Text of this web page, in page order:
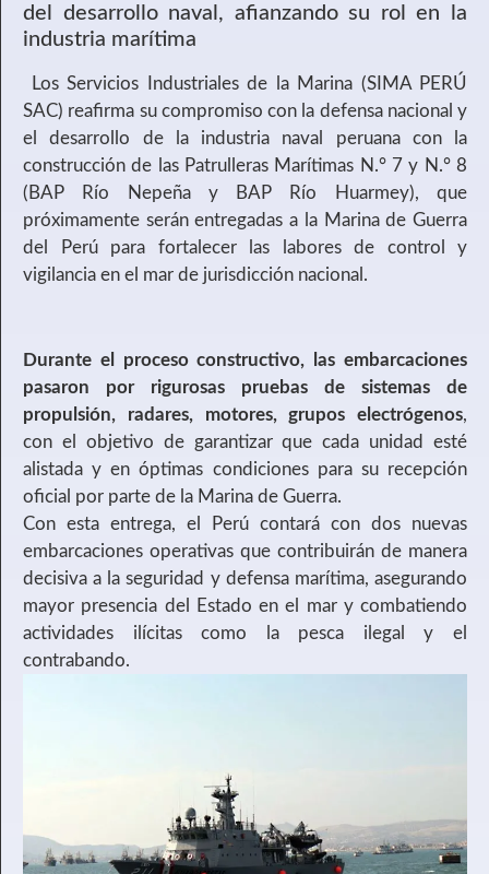
del desarrollo naval, afianzando su rol en la
industria marítima
Los Servicios Industriales de la Marina (SIMA PERÚ
SAC) reafirma su compromiso con la defensa nacional y
el desarrollo de la industria naval peruana con la
construcción de las Patrulleras Marítimas N.° 7 y N.° 8
(BAP Río Nepeña y BAP Río Huarmey), que
próximamente serán entregadas a la Marina de Guerra
del Perú para fortalecer las labores de control y
vigilancia en el mar de jurisdicción nacional.
Durante el proceso constructivo, las embarcaciones
pasaron por rigurosas pruebas de sistemas de
propulsión, radares, motores, grupos electrógenos,
con el objetivo de garantizar que cada unidad esté
alistada y en óptimas condiciones para su recepción
oficial por parte de la Marina de Guerra.
Con esta entrega, el Perú contará con dos nuevas
embarcaciones operativas que contribuirán de manera
decisiva a la seguridad y defensa marítima, asegurando
mayor presencia del Estado en el mar y combatiendo
actividades ilícitas como la pesca ilegal y el
contrabando.